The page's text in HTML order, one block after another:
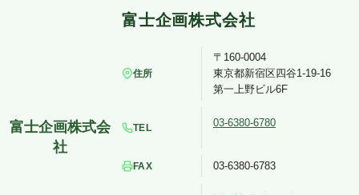
住所
〒160-0004
東京都新宿区四谷1-19-16
第一上野ビル6F
TEL 03-6380-6780
FAX 03-6380-6783